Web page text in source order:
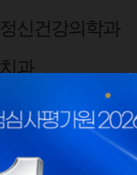
정신건강의학과
치과
심장혈관흉부외과